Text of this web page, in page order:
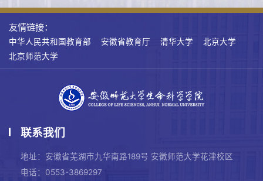
友情链接：
中华人民共和国教育部 安徽省教育厅 清华大学
北京大学
北京师范大学
联系我们
地址：安徽省芜湖市九华南路189号 安徽师范大学花津校区
电话：0553-3869297